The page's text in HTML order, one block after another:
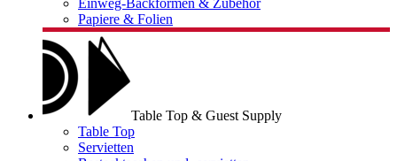
Einweg-Backformen & Zubehör
Papiere & Folien
Table Top & Guest Supply
Table Top
Servietten